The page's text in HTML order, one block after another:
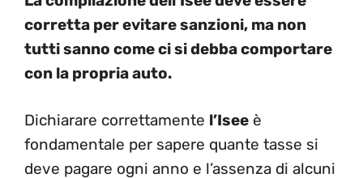
corretta per evitare sanzioni, ma non
tutti sanno come ci si debba comportare
con la propria auto.
Dichiarare correttamente l’Isee è
fondamentale per sapere quante tasse si
deve pagare ogni anno e l’assenza di alcuni